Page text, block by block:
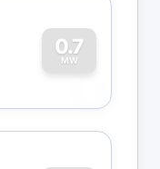
0.7
MW
0